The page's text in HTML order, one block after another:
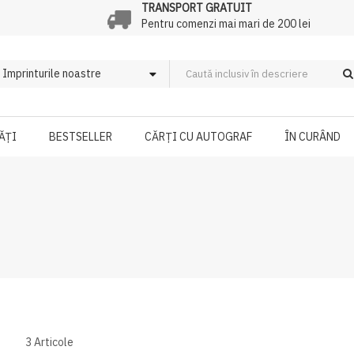
TRANSPORT GRATUIT
Pentru comenzi mai mari de 200 lei
BESTSELLER CĂRȚI CU AUTOGRAF ÎN CURÂND
3 Articole